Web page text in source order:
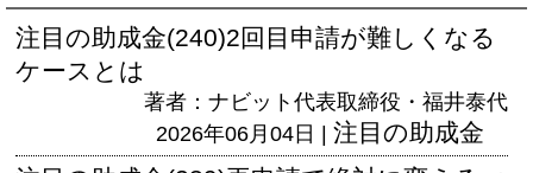
注目の助成金(240)2回目申請が難しくなる
ケースとは
著者：ナビット代表取締役・福井泰代
2026年06月04日 | 注目の助成金